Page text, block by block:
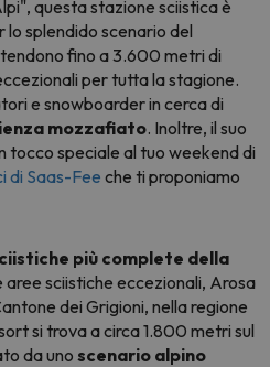
questa stazione sciistica è
lo splendido scenario del
fino a 3.600 metri di
per tutta la stagione.
e snowboarder in cerca di
mozzafiato. Inoltre, il suo
tocco speciale al tuo weekend di
di Saas-Fee che ti proponiamo
più complete della
aree sciistiche eccezionali, Arosa
dei Grigioni, nella regione
si trova a circa 1.800 metri sul
da uno scenario alpino